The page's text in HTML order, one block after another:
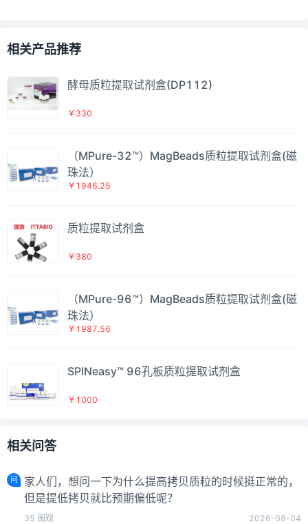
相关产品推荐
酵母质粒提取试剂盒(DP112)
￥330
（MPure-32™）MagBeads质粒提取试剂盒(磁
珠法）
￥1946.25
质粒提取试剂盒
￥380
（MPure-96™）MagBeads质粒提取试剂盒(磁
珠法）
￥1987.56
SPINeasy™ 96孔板质粒提取试剂盒
￥1000
相关问答
问
家人们，想问一下为什么提高拷贝质粒的时候挺正常的，
但是提低拷贝就比预期偏低呢？
35 围观 2026-08-04